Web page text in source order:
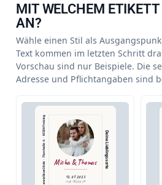
MIT WELCHEM
AN?
Wähle einen Stil als
Text kommen im letzten Schritt
Vorschau sind nur Beispiele. Die
Adresse und Pflichtangaben sind
www.likoer24.de  ·  Flurstraße 6  ·  85354 Freising Micha & Thomas
12.07.2025
WIR SAGEN JA
Deine Lieblingssorte